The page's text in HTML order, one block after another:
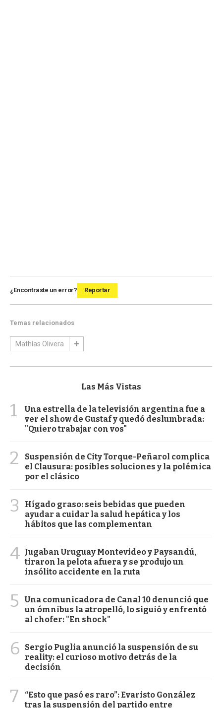
¿Encontraste un error? Reportar
Temas relacionados
Mathías Olivera
Las Más Vistas
1
Una estrella de la televisión argentina fue a
ver el show de Gustaf y quedó deslumbrada:
"Quiero trabajar con vos"
2
Suspensión de City Torque-Peñarol complica
el Clausura: posibles soluciones y la polémica
por el clásico
3
Hígado graso: seis bebidas que pueden
ayudar a cuidar la salud hepática y los
hábitos que las complementan
4 Jugaban Uruguay Montevideo y Paysandú,
tiraron la pelota afuera y se produjo un
insólito accidente en la ruta
5
Una comunicadora de Canal 10 denunció que
un ómnibus la atropelló, lo siguió y enfrentó
al chofer: "En shock"
6
Sergio Puglia anunció la suspensión de su
reality: el curioso motivo detrás de la
decisión
7
“Esto que pasó es raro”: Evaristo González
tras la suspensión del partido entre